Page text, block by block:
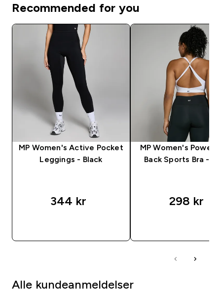
Recommended for you
MP Women's Active Pocket
Leggings - Black
344 kr‎
MP Women's Power
Back Sports Bra -
298 kr‎
Alle kundeanmeldelser